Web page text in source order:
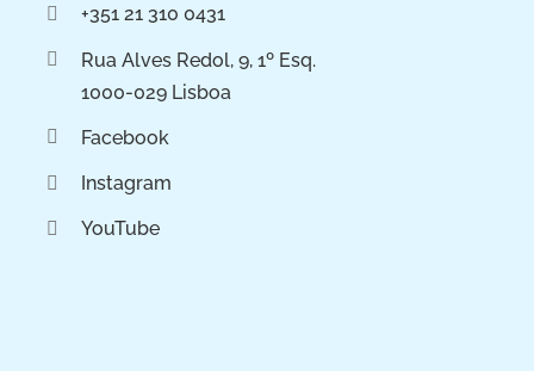
+351 21 310 0431
Rua Alves Redol, 9, 1º Esq.
1000-029 Lisboa
Facebook
Instagram
YouTube